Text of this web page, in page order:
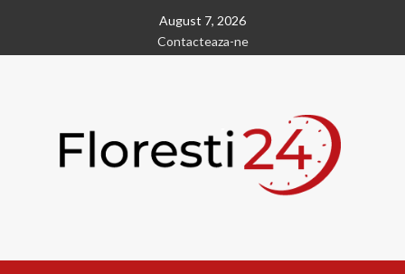
content
August 7, 2026
Contacteaza-ne